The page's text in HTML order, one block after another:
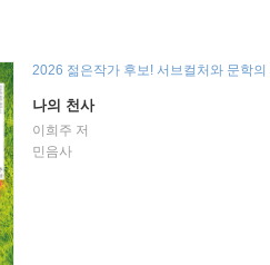
2026 젊은작가 후보! 서브컬처와 문학
나의 천사
이희주 저
민음사